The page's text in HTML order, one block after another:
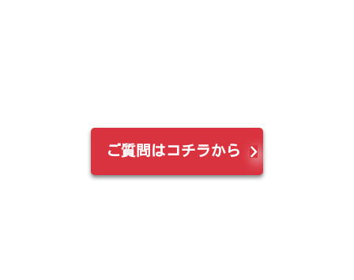
ご質問はコチラから